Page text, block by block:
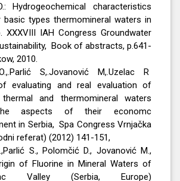
Hydrogeochemical characteristics
basic types thermomineral waters in
XXXVIII IAH Congress Groundwater
Book of abstracts, p.641-
2010.
S,.Jovanović M,.Uzelac R
evaluating and real evaluation of
thermal and thermomineral waters
aspects of their economc
in Serbia, Spa Congress Vrnjačka
referat) (2012) 141-151,
S., Polomčić D., Jovanović M.,
of Fluorine in Mineral Waters of
Valley (Serbia, Europe)